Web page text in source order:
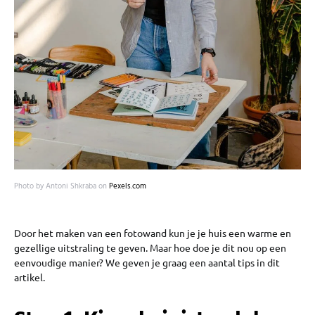
Photo by Antoni Shkraba on Pexels.com
Door het maken van een fotowand kun je je huis een warme en
gezellige uitstraling te geven. Maar hoe doe je dit nou op een
eenvoudige manier? We geven je graag een aantal tips in dit
artikel.